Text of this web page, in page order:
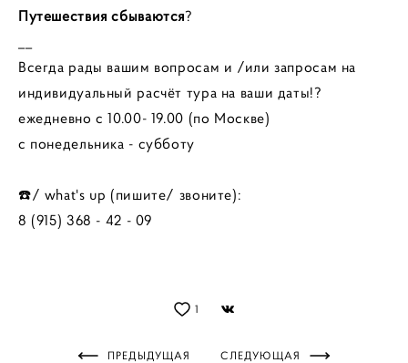
Путешествия сбываются?
Всегда рады вашим вопросам и /или запросам на
индивидуальный расчёт тура на ваши даты!?
ежедневно с 10.00- 19.00 (по Москве)
с понедельника - субботу
☎️/ what's up (пишите/ звоните):
8 (915) 368 - 42 - 09
1
ПРЕДЫДУЩАЯ СЛЕДУЮЩАЯ